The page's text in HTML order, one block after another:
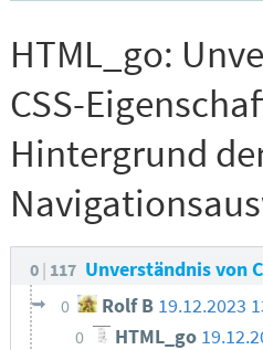
HTML_go:
CSS-
Hintergrund
0 117 Unverständnis von
0 Rolf B 19.12.2023
0 HTML_go